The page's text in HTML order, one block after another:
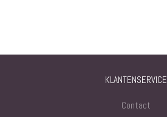
KLANTENSERVICE
Contact